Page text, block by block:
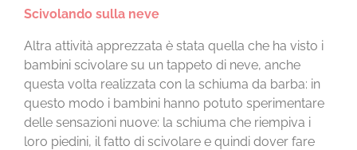
Scivolando sulla neve
Altra attività apprezzata è stata quella che ha visto i
bambini scivolare su un tappeto di neve, anche
questa volta realizzata con la schiuma da barba: in
questo modo i bambini hanno potuto sperimentare
delle sensazioni nuove: la schiuma che riempiva i
loro piedini, il fatto di scivolare e quindi dover fare